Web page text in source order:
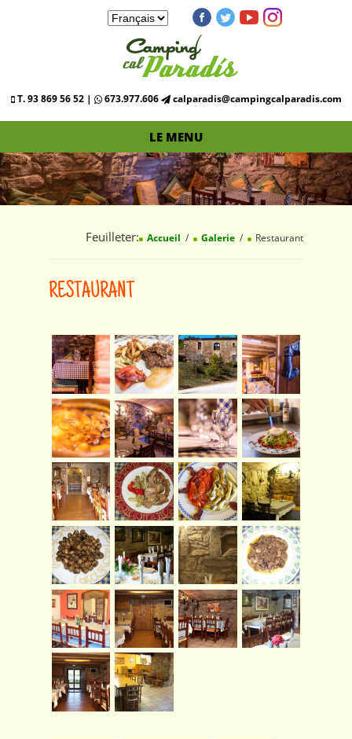
T. 93 869 56 52 | 673.977.606 calparadis@campingcalparadis.com
LE MENU
Feuilleter: Accueil Galerie Restaurant
RESTAURANT